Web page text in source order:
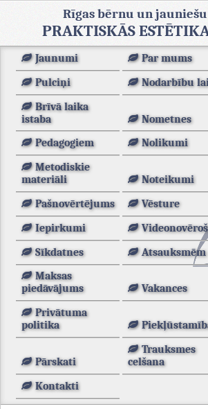
Rīgas bērnu un
PRAKTISKĀS
Jaunumi
Par mums
Pulciņi
Nodarbību
Brīvā laika
istaba
Nometnes
Pedagogiem
Nolikumi
Metodiskie
materiāli
Noteikumi
Pašnovērtējums
Vēsture
Iepirkumi
Sīkdatnes
Atsauksmēm
Maksas
piedāvājums
Vakances
Privātuma
politika
Pārskati
Trauksmes
celšana
Kontakti